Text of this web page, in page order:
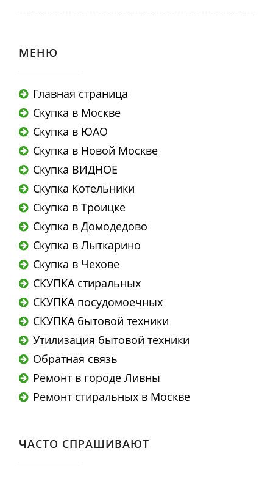
МЕНЮ
Главная страница
Скупка в Москве
Скупка в ЮАО
Скупка в Новой Москве
Скупка ВИДНОЕ
Скупка Котельники
Скупка в Троицке
Скупка в Домодедово
Скупка в Лыткарино
Скупка в Чехове
СКУПКА стиральных
СКУПКА посудомоечных
СКУПКА бытовой техники
Утилизация бытовой техники
Обратная связь
Ремонт в городе Ливны
Ремонт стиральных в Москве
ЧАСТО СПРАШИВАЮТ